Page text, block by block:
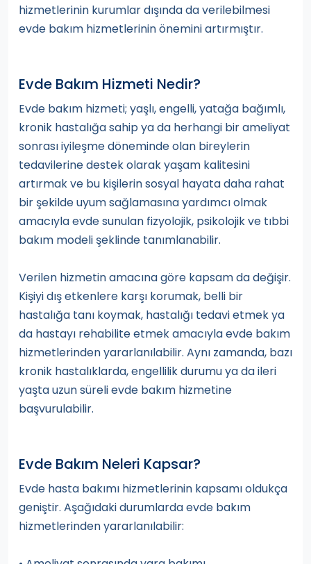
hizmetlerinin kurumlar dışında da verilebilmesi
evde bakım hizmetlerinin önemini artırmıştır.
Evde Bakım Hizmeti Nedir?
Evde bakım hizmeti; yaşlı, engelli, yatağa bağımlı,
kronik hastalığa sahip ya da herhangi bir ameliyat
sonrası iyileşme döneminde olan bireylerin
tedavilerine destek olarak yaşam kalitesini
artırmak ve bu kişilerin sosyal hayata daha rahat
bir şekilde uyum sağlamasına yardımcı olmak
amacıyla evde sunulan fizyolojik, psikolojik ve tıbbi
bakım modeli şeklinde tanımlanabilir.
Verilen hizmetin amacına göre kapsam da değişir.
Kişiyi dış etkenlere karşı korumak, belli bir
hastalığa tanı koymak, hastalığı tedavi etmek ya
da hastayı rehabilite etmek amacıyla evde bakım
hizmetlerinden yararlanılabilir. Aynı zamanda, bazı
kronik hastalıklarda, engellilik durumu ya da ileri
yaşta uzun süreli evde bakım hizmetine
başvurulabilir.
Evde Bakım Neleri Kapsar?
Evde hasta bakımı hizmetlerinin kapsamı oldukça
geniştir. Aşağıdaki durumlarda evde bakım
hizmetlerinden yararlanılabilir: